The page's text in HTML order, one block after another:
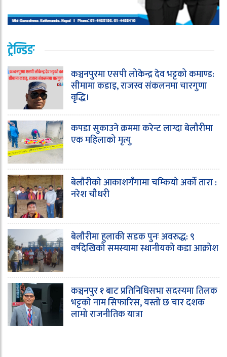
ट्रेन्डिङ
कञ्चनपुरमा एसपी लोकेन्द्र देव भट्टको कमाण्ड:
सीमामा कडाइ, राजस्व संकलनमा चारगुणा
वृद्धि।
कपडा सुकाउने क्रममा करेन्ट लाग्दा बेलौरीमा
एक महिलाको मृत्यु
बेलौरीको आकाशगँगामा चम्कियो अर्को तारा :
नरेश चौधरी
बेलौरीमा हुलाकी सडक पुनः अवरुद्ध: ९
वर्षदेखिको समस्यामा स्थानीयको कडा आक्रोश
कञ्चनपुर १ बाट प्रतिनिधिसभा सदस्यमा तिलक
भट्टको नाम सिफारिस, यस्तो छ चार दशक
लामो राजनीतिक यात्रा